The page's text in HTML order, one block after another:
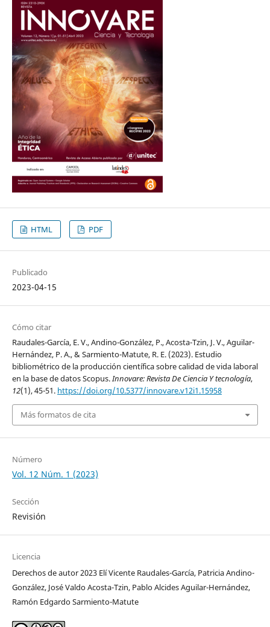
HTML PDF
Publicado
2023-04-15
Cómo citar
Raudales-García, E. V., Andino-González, P., Acosta-Tzin, J. V., Aguilar-
Hernández, P. A., & Sarmiento-Matute, R. E. (2023). Estudio
bibliométrico de la producción científica sobre calidad de vida laboral
en la base de datos Scopus.Innovare: Revista De Ciencia Y tecnología,
12(1), 45-51. https://doi.org/10.5377/innovare.v12i1.15958
Más formatos de cita
Número
Vol. 12 Núm. 1 (2023)
Sección
Revisión
Licencia
Derechos de autor 2023 Elí Vicente Raudales-García, Patricia Andino-
González, José Valdo Acosta-Tzin, Pablo Alcides Aguilar-Hernández,
Ramón Edgardo Sarmiento-Matute